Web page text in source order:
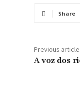
Share
Previous article
A voz dos